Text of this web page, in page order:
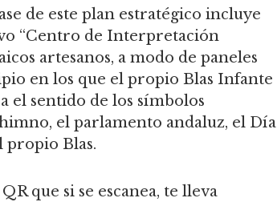
de este plan estratégico incluye
“Centro de Interpretación
artesanos, a modo de paneles
en los que el propio Blas Infante
el sentido de los símbolos
el parlamento andaluz, el Día
propio Blas.
que si se escanea, te lleva